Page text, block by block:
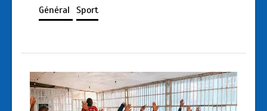
Général Sport